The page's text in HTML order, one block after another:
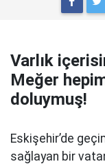
Varlık
Meğer
doluymuş!
Eskişehir’de
sağlayan bir